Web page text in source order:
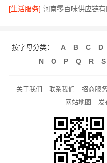
[生活服务]
按字母分类： A B C D
N
O P Q R S
关于我们 联系我们 招商服务
网站地图
发